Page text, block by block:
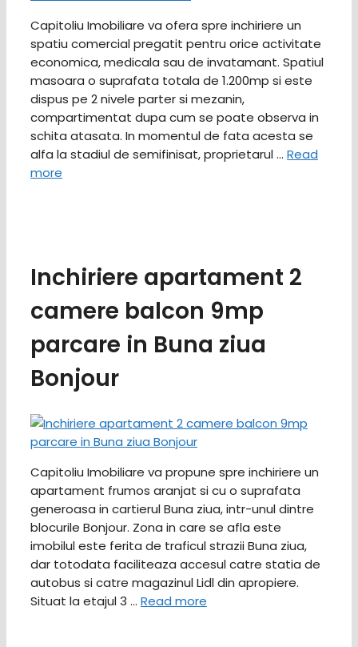
Capitoliu Imobiliare va ofera spre inchiriere un
spatiu comercial pregatit pentru orice activitate
economica, medicala sau de invatamant. Spatiul
masoara o suprafata totala de 1.200mp si este
dispus pe 2 nivele parter si mezanin,
compartimentat dupa cum se poate observa in
schita atasata. In momentul de fata acesta se
alfa la stadiul de semifinisat, proprietarul … Read
more
Inchiriere apartament 2
camere balcon 9mp
parcare in Buna ziua
Bonjour
Capitoliu Imobiliare va propune spre inchiriere un
apartament frumos aranjat si cu o suprafata
generoasa in cartierul Buna ziua, intr-unul dintre
blocurile Bonjour. Zona in care se afla este
imobilul este ferita de traficul strazii Buna ziua,
dar totodata faciliteaza accesul catre statia de
autobus si catre magazinul Lidl din apropiere.
Situat la etajul 3 … Read more